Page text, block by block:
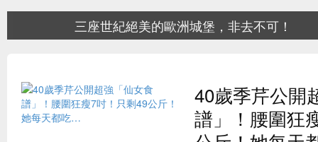
慎入！讓人難毛骨悚然的三個旅遊景點
40歲季芹公開
譜」！腰圍狂